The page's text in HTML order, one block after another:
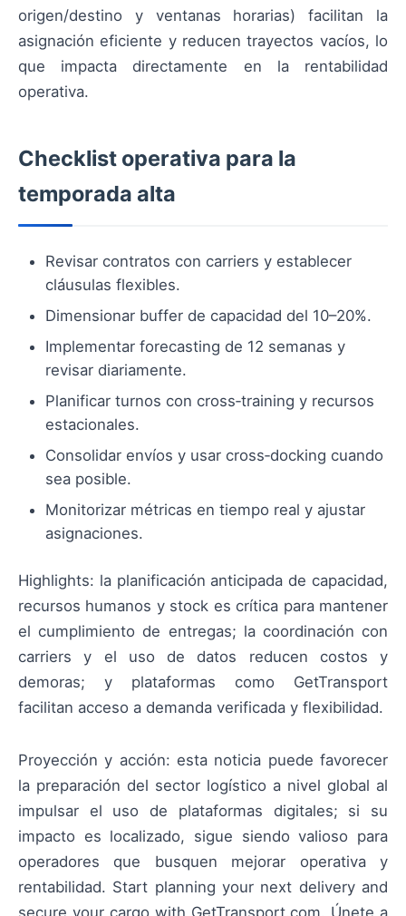
origen/destino y ventanas horarias) facilitan la
asignación eficiente y reducen trayectos vacíos, lo
que impacta directamente en la rentabilidad
operativa.
Checklist operativa para la
temporada alta
Revisar contratos con carriers y establecer
cláusulas flexibles.
Dimensionar buffer de capacidad del 10–20%.
Implementar forecasting de 12 semanas y
revisar diariamente.
Planificar turnos con cross‑training y recursos
estacionales.
Consolidar envíos y usar cross‑docking cuando
sea posible.
Monitorizar métricas en tiempo real y ajustar
asignaciones.
Highlights: la planificación anticipada de capacidad,
recursos humanos y stock es crítica para mantener
el cumplimiento de entregas; la coordinación con
carriers y el uso de datos reducen costos y
demoras; y plataformas como GetTransport
facilitan acceso a demanda verificada y flexibilidad.
Proyección y acción: esta noticia puede favorecer
la preparación del sector logístico a nivel global al
impulsar el uso de plataformas digitales; si su
impacto es localizado, sigue siendo valioso para
operadores que busquen mejorar operativa y
rentabilidad. Start planning your next delivery and
secure your cargo with GetTransport.com. Únete a